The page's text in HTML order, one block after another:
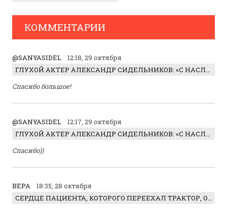
КОММЕНТАРИИ
@SANYASIDEL
12:18, 29 октября
ГЛУХОЙ АКТЕР АЛЕКСАНДР СИДЕЛЬНИКОВ: «С НАСЛАЖДЕНИЕМ ИГРАЛ ОТРИЦАТЕЛЬНОГО ГЕРОЯ!»
Спасибо большое!
@SANYASIDEL
12:17, 29 октября
ГЛУХОЙ АКТЕР АЛЕКСАНДР СИДЕЛЬНИКОВ: «С НАСЛАЖДЕНИЕМ ИГРАЛ ОТРИЦАТЕЛЬНОГО ГЕРОЯ!»
Спасибо))
ВЕРА
18:35, 28 октября